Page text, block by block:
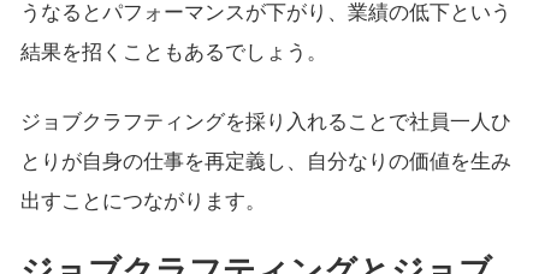
うなるとパフォーマンスが下がり、業績の低下という
結果を招くこともあるでしょう。
ジョブクラフティングを採り入れることで社員一人ひ
とりが自身の仕事を再定義し、自分なりの価値を生み
出すことにつながります。